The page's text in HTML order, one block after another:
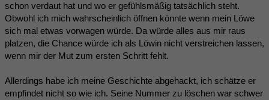
schon verdaut hat und wo er gefühlsmäßig tatsächlich steht.
Obwohl ich mich wahrscheinlich öffnen könnte wenn mein Löwe
sich mal etwas vorwagen würde. Da würde alles aus mir raus
platzen, die Chance würde ich als Löwin nicht verstreichen lassen,
wenn mir der Mut zum ersten Schritt fehlt.
Allerdings habe ich meine Geschichte abgehackt, ich schätze er
empfindet nicht so wie ich. Seine Nummer zu löschen war schwer